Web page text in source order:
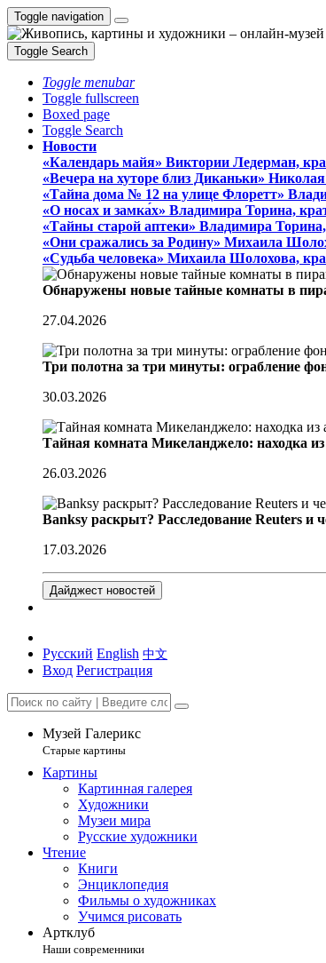
Toggle navigation
Toggle Search
Toggle menubar
Toggle fullscreen
Boxed page
Toggle Search
Новости
«Календарь майя» Виктории Ледерман,
«Вечера на хуторе близ Диканьки»
«Тайна дома № 12 на улице Флоретт»
«О носах и замка́х» Владимира Торина,
«Тайны старой аптеки» Владимира
«Они сражались за Родину» Михаила
«Судьба человека» Михаила Шолохова,
Обнаружены новые тайные комнаты в
27.04.2026
Три полотна за три минуты: ограбление
30.03.2026
Тайная комната Микеланджело: находка
26.03.2026
Banksy раскрыт? Расследование Reuters и
17.03.2026
Дайджест новостей
Русский English 中文
Вход Регистрация
Музей Галерикс
Старые картины
Картины
Картинная галерея
Художники
Музеи мира
Русские художники
Чтение
Книги
Энциклопедия
Фильмы о художниках
Учимся рисовать
Артклуб
Наши современники